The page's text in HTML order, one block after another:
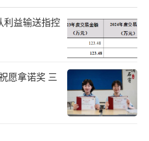
全国纪录，更因为她证明
的、矛盾的、未被规训的
员在展现自身形象时往
文拍广告时被修得更白
的力量感和自然。王霜、
利益输送指控
愿拿诺奖 三